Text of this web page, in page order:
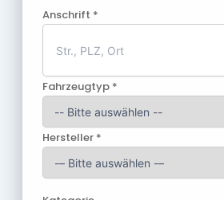
Anschrift *
Fahrzeugtyp *
Hersteller *